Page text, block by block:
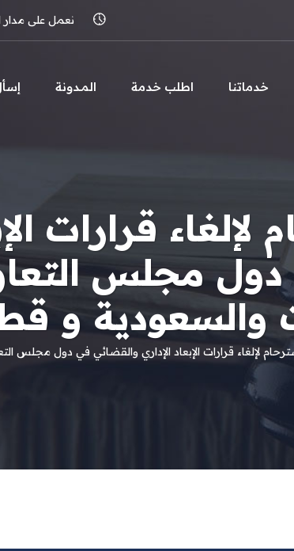
نعمل على مدار
خدماتنا اطلب خدمة المـدونة
قرارات
مجلس
والسعودية و
لإلغاء قرارات الإبعاد الإداري والقضائي في دول مجلس